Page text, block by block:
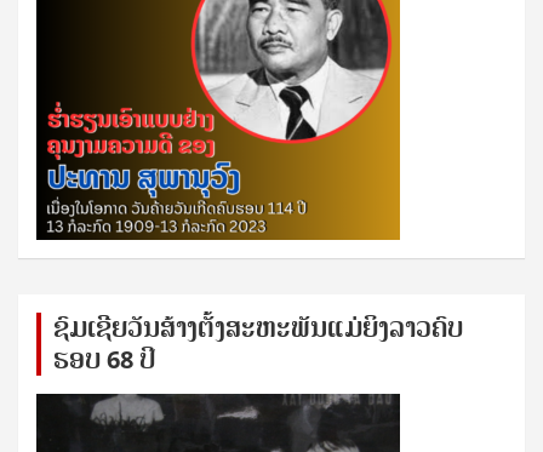
ຊົ​ມ​ເຊີຍ​ວັນ​ສ້າງ​ຕັ້ງ​ສະ​ຫະ​ພັນ​ແມ່​ຍິງ​​ລາວຄົບ​
ຮອບ 68 ປິ